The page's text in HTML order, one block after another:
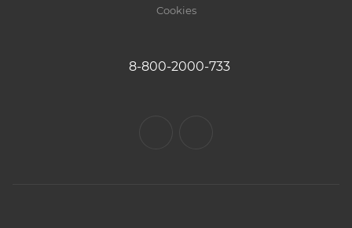
Cookies
8-800-2000-733